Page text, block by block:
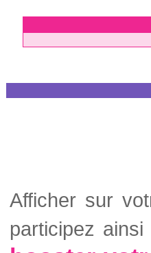
Afficher sur
participez